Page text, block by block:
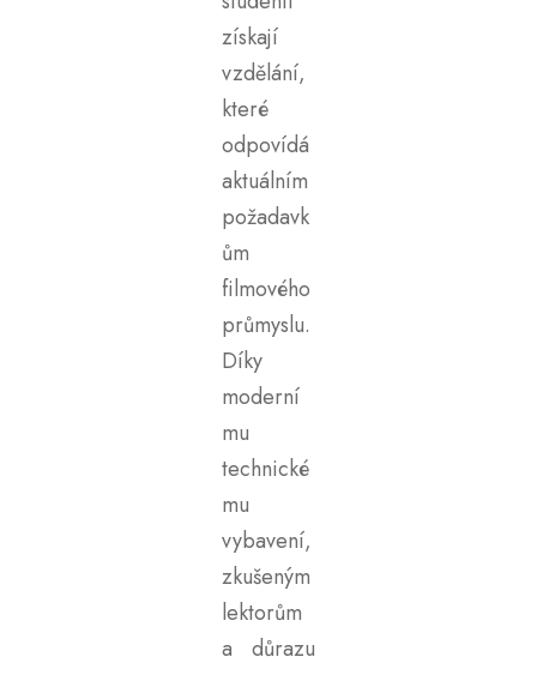
získají
vzdělání,
které
odpovídá
aktuálním
požadavk
ům
filmového
průmyslu.
Díky
moderní
mu
technické
mu
vybavení,
zkušeným
lektorům
a důrazu